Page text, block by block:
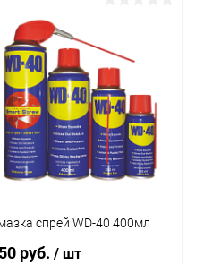
спрей WD-40 400мл
руб. / шт